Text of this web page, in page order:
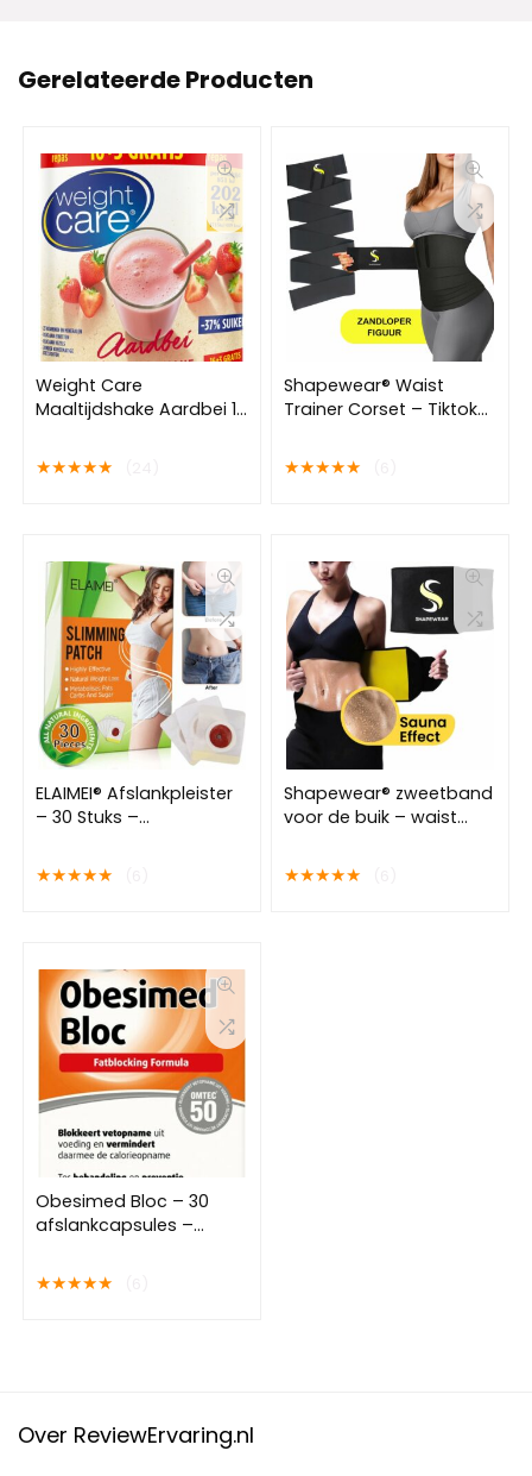
Gerelateerde Producten
Weight Care
Maaltijdshake Aardbei 16
★★★★★
Shapewear® Waist
Trainer Corset – Tiktok
buikband – Waist
Shaper – Corrigerend
★★★★★
ELAIMEI® Afslankpleister
– 30 Stuks –
Magnetisch – Detox –
Slimming Patch – Afval
– Afslanken – Afvallen –
Vet Verbrander – Belly
★★★★★
Shapewear® zweetband
voor de buik – waist
afvallen – Afslankband
buik – waist shaper
★★★★★
Obesimed Bloc – 30
afslankcapsules –
★★★★★
Over ReviewErvaring.nl